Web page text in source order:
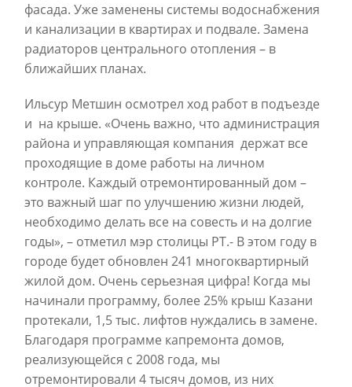
фасада. Уже заменены системы водоснабжения
и канализации в квартирах и подвале. Замена
радиаторов центрального отопления – в
ближайших планах.
Ильсур Метшин осмотрел ход работ в подъезде
и на крыше. «Очень важно, что администрация
района и управляющая компания держат все
проходящие в доме работы на личном
контроле. Каждый отремонтированный дом –
это важный шаг по улучшению жизни людей,
необходимо делать все на совесть и на долгие
годы», – отметил мэр столицы РТ.- В этом году в
городе будет обновлен 241 многоквартирный
жилой дом. Очень серьезная цифра! Когда мы
начинали программу, более 25% крыш Казани
протекали, 1,5 тыс. лифтов нуждались в замене.
Благодаря программе капремонта домов,
реализующейся с 2008 года, мы
отремонтировали 4 тысяч домов, из них